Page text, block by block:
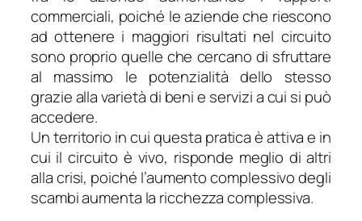
commerciali, poiché le aziende che riescono
ad ottenere i maggiori risultati nel circuito
sono proprio quelle che cercano di sfruttare
al massimo le potenzialità dello stesso
grazie alla varietà di beni e servizi a cui si può
accedere.
Un territorio in cui questa pratica è attiva e in
cui il circuito è vivo, risponde meglio di altri
alla crisi, poiché l’aumento complessivo degli
scambi aumenta la ricchezza complessiva.